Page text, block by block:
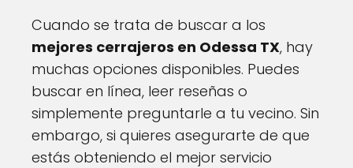
Cuando se trata de buscar a los
mejores cerrajeros en Odessa TX, hay
muchas opciones disponibles. Puedes
buscar en línea, leer reseñas o
simplemente preguntarle a tu vecino. Sin
embargo, si quieres asegurarte de que
estás obteniendo el mejor servicio